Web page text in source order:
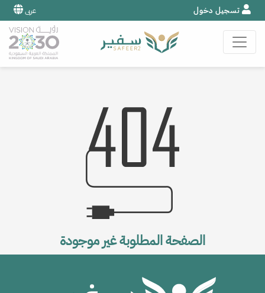
عربى تسجيل دخول
الصفحة المطلوبة غير موجودة